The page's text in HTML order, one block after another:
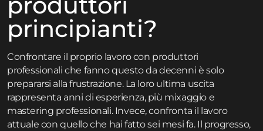
principianti?
Confrontare il proprio lavoro con produttori
professionali che fanno questo da decenni è solo
prepararsi alla frustrazione. La loro ultima uscita
rappresenta anni di esperienza, più mixaggio e
mastering professionali. Invece, confronta il lavoro
attuale con quello che hai fatto sei mesi fa. Il progresso,